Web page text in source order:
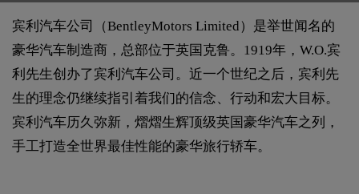
宾利汽车公司（BentleyMotors Limited）是举世闻名的
豪华汽车制造商，总部位于英国克鲁。1919年，W.O.宾
利先生创办了宾利汽车公司。近一个世纪之后，宾利先
生的理念仍继续指引着我们的信念、行动和宏大目标。
宾利汽车历久弥新，熠熠生辉顶级英国豪华汽车之列，
手工打造全世界最佳性能的豪华旅行轿车。